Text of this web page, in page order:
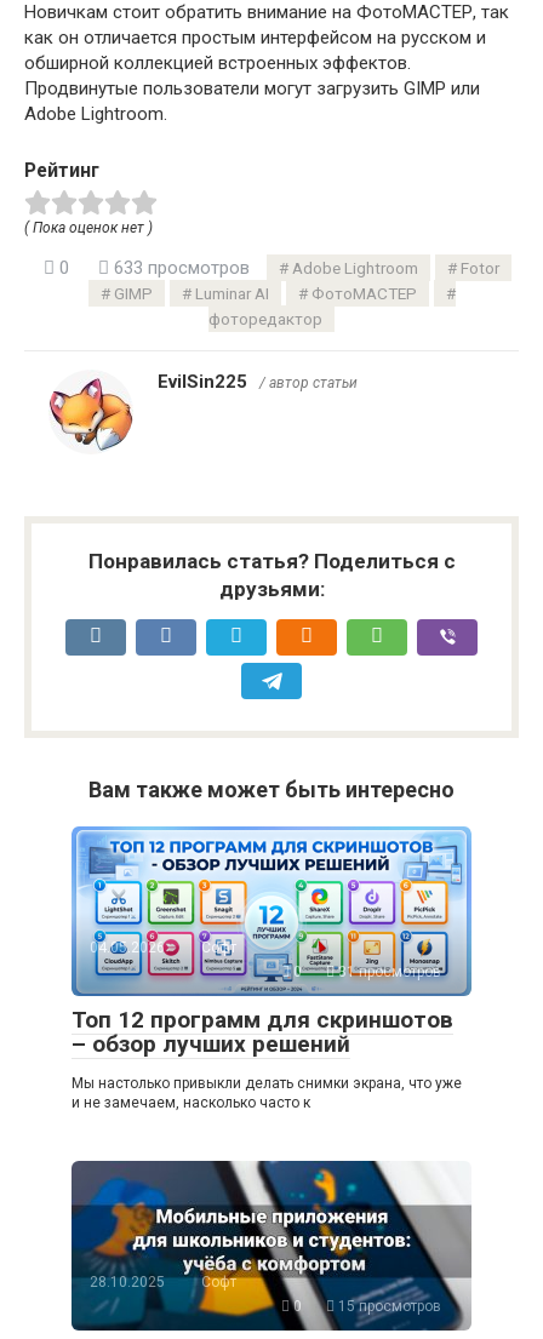
Новичкам стоит обратить внимание на ФотоМАСТЕР, так
как он отличается простым интерфейсом на русском и
обширной коллекцией встроенных эффектов.
Продвинутые пользователи могут загрузить GIMP или
Adobe Lightroom.
Рейтинг
( Пока оценок нет )
0 633 просмотров Adobe Lightroom
Fotor
GIMP
Luminar AI
ФотоМАСТЕР
фоторедактор
EvilSin225 / автор статьи
Понравилась статья? Поделиться с
друзьями:
Вам также может быть интересно
04.05.2026
Софт
0
31 просмотров
Топ 12 программ для скриншотов
– обзор лучших решений
Мы настолько привыкли делать снимки экрана, что уже
и не замечаем, насколько часто к
28.10.2025
Софт
0
15 просмотров